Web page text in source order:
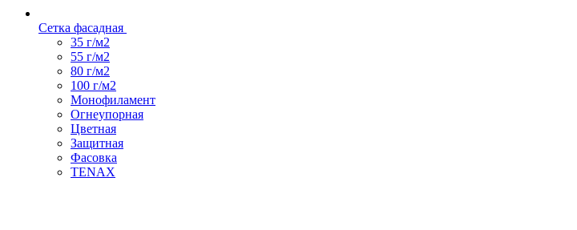
Сетка фасадная
35 г/м2
55 г/м2
80 г/м2
100 г/м2
Монофиламент
Огнеупорная
Цветная
Защитная
Фасовка
TENAX